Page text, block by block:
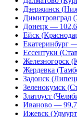
Дзержинск
Димитровград
Донецк —
Ейск
Екатеринбург
Ессентуки
Железногорск
Жердевка
Задонск
Зеленокумск
Златоуст
Иваново —
Ижевск